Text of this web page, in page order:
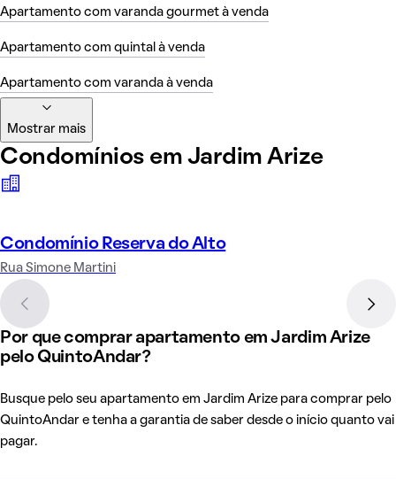
Apartamento com varanda gourmet à venda
Apartamento com quintal à venda
Apartamento com varanda à venda
Mostrar mais
Condomínios em Jardim Arize
Condomínio Reserva do Alto
Rua Simone Martini
Por que comprar apartamento em Jardim Arize
pelo QuintoAndar?
Busque pelo seu apartamento em Jardim Arize para comprar pelo
QuintoAndar e tenha a garantia de saber desde o início quanto vai
pagar.